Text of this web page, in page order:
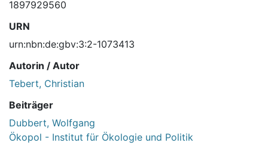
1897929560
URN
urn:nbn:de:gbv:3:2-1073413
Autorin / Autor
Tebert, Christian
Beiträger
Dubbert, Wolfgang
Ökopol - Institut für Ökologie und Politik